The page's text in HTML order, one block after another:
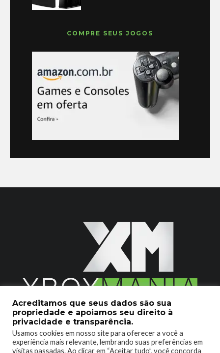
COMPRE SEUS JOGOS
2020 © Xboxmania. Todos os Direitos Reservados.
SOBRE O XBOX MANIA CONTATO
Acreditamos que seus dados são sua
propriedade e apoiamos seu direito à
privacidade e transparência.
Usamos cookies em nosso site para oferecer a você a
experiência mais relevante, lembrando suas preferências em
visitas passadas. Ao clicar em “Aceitar tudo”, você concorda